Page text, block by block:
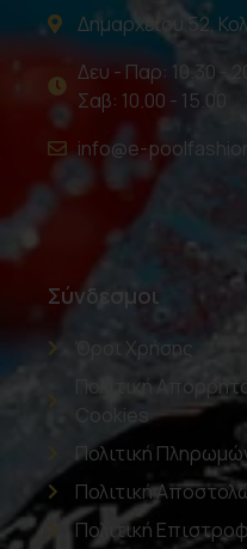
Δημαρχείου 52,
Δευ - Παρ: 10.30 -
Σαβ: 10.00 - 15.00
info@e-
Σύνδεσμοι
Όροι Χρήσης
Πολιτική
Cookies
Πολιτική
Πολιτική
Πολιτική